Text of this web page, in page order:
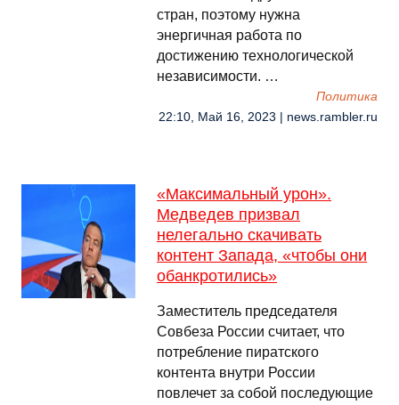
стран, поэтому нужна
энергичная работа по
достижению технологической
независимости. …
Политика
22:10, Май 16, 2023 | news.rambler.ru
«Максимальный урон».
Медведев призвал
нелегально скачивать
контент Запада, «чтобы они
обанкротились»
Заместитель председателя
Совбеза России считает, что
потребление пиратского
контента внутри России
повлечет за собой последующие